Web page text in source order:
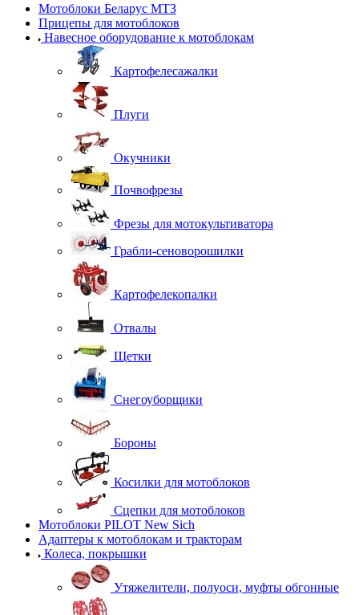
Мотоблоки Беларус МТЗ
Прицепы для мотоблоков
Навесное оборудование к мотоблокам
Картофелесажалки
Плуги
Окучники
Почвофрезы
Фрезы для мотокультиватора
Грабли-сеноворошилки
Картофелекопалки
Отвалы
Щетки
Снегоуборщики
Бороны
Косилки для мотоблоков
Сцепки для мотоблоков
Мотоблоки PILOT New Sich
Адаптеры к мотоблокам и тракторам
Колеса, покрышки
Утяжелители, полуоси, муфты обгонные